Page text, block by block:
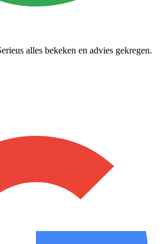
alles bekeken en advies gekregen.